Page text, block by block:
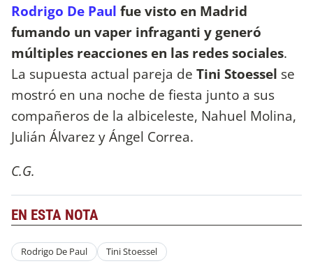
Rodrigo De Paul fue visto en Madrid
fumando un vaper infraganti y generó
múltiples reacciones en las redes sociales.
La supuesta actual pareja de Tini Stoessel se
mostró en una noche de fiesta junto a sus
compañeros de la albiceleste, Nahuel Molina,
Julián Álvarez y Ángel Correa.
C.G.
EN ESTA NOTA
Rodrigo De Paul Tini Stoessel